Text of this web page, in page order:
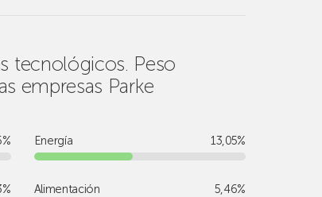
tecnológicos. Peso
empresas Parke
Energía 13,05%
Alimentación 5,46%